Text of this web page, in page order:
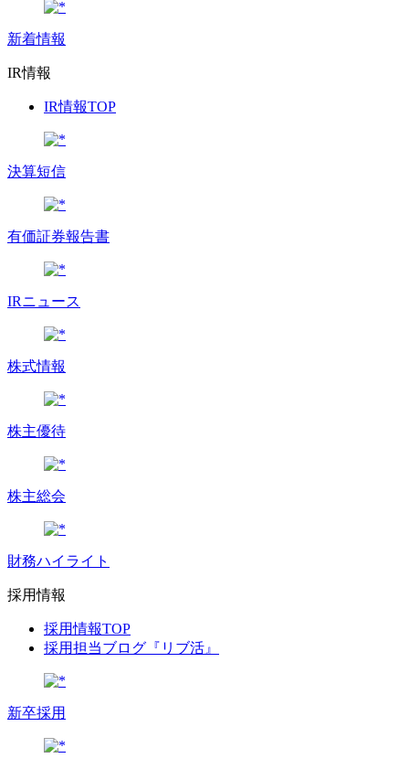
新着情報
IR情報
IR情報TOP
決算短信
有価証券報告書
IRニュース
株式情報
株主優待
株主総会
財務ハイライト
採用情報
採用情報TOP
採用担当ブログ『リブ活』
新卒採用